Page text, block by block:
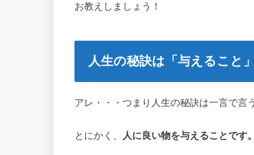
お教えしましょう！
人生の秘訣は「与えること」
アレ・・・つまり人生の秘訣は一言で言
とにかく、 人に良い物を与えることです。